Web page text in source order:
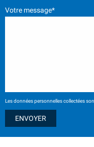
Votre message*
Les données personnelles collectées